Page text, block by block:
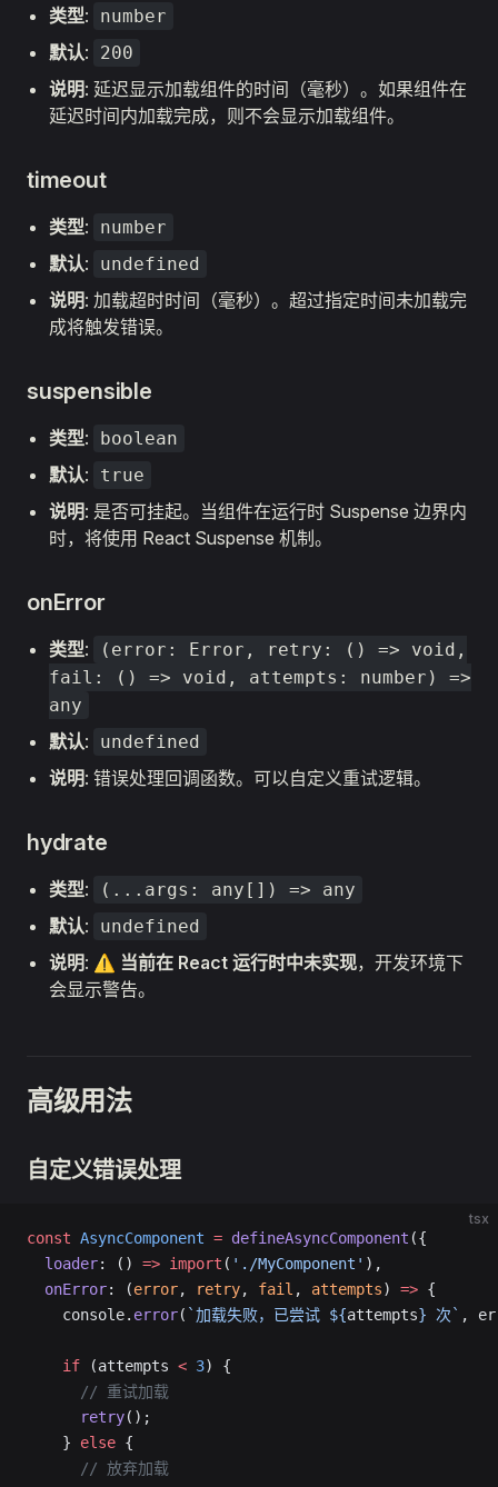
类型: number
默认: 200
说明: 延迟显示加载组件的时间（毫秒）。如果组件在
延迟时间内加载完成，则不会显示加载组件。
timeout
类型: number
默认: undefined
说明: 加载超时时间（毫秒）。超过指定时间未加载完
成将触发错误。
suspensible
类型: boolean
默认: true
说明: 是否可挂起。当组件在运行时 Suspense 边界内
时，将使用 React Suspense 机制。
onError
类型:
(error: Error, retry: () => void,
fail: () => void, attempts: number) =>
any
默认: undefined
说明: 错误处理回调函数。可以自定义重试逻辑。
hydrate
类型: (...args: any[]) => any
默认: undefined
说明: ⚠️ 当前在 React 运行时中未实现，开发环境下
会显示警告。
高级用法
自定义错误处理
tsx
const AsyncComponent = defineAsyncComponent ({
  loader
: () => import ( './MyComponent' ),
  onError
: (error, retry, fail , attempts) => {
    console.
error( `加载失败，已尝试 ${attempts} 次` ,
    if
(attempts < 3) {
      // 重试加载
      retry
();
    }
else {
      // 放弃加载